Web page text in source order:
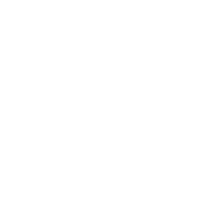
противоспалительных цитокинов и регулирует
образование внеклеточного матрикса, замедляя
холангите (ПБХ). Снижает портальную гипертензию и
концентрации 1–3 часа после приема. В
в желчь, реабсорбируется в кишечнике,
сфинктера Одди, облегчая отток желчи и
на перистальтику кишечника. При
холестерина в желчи, предотвращая
своевременному выведению желчи.
путей, нормализует поступление желчи в